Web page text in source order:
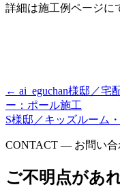
詳細は施工例ページに
← ai_eguchan様邸／宅
ー：ポール施工
S様邸／キッズルーム
CONTACT — お問い合
ご不明点があれ